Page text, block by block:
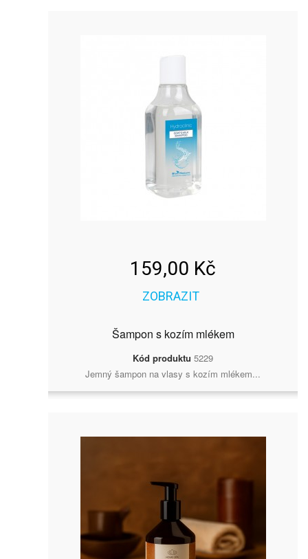
159,00 Kč
ZOBRAZIT
Šampon s kozím mlékem
Kód produktu 5229
Jemný šampon na vlasy s kozím mlékem...